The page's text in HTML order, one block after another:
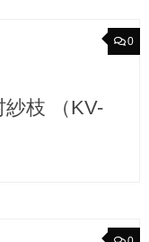
0
枝 （KV-